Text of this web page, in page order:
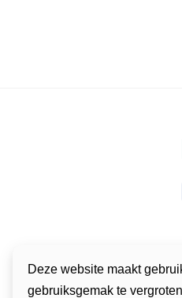
Deze website maakt
gebruiksgemak te